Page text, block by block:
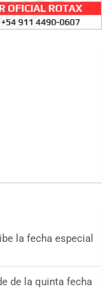
la fecha especial
de la quinta fecha